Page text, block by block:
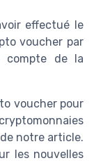
effectué le
voucher par
compte de la
voucher pour
notre article.
les nouvelles